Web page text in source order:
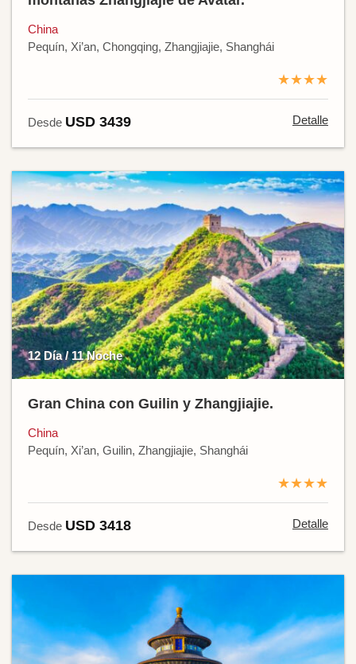
China
Pequín, Xi’an, Chongqing, Zhangjiajie, Shanghái
★★★★
Desde USD 3439 Detalle
12 Día / 11 Noche
Gran China con Guilin y Zhangjiajie.
China
Pequín, Xi’an, Guilin, Zhangjiajie, Shanghái
★★★★
Desde USD 3418 Detalle